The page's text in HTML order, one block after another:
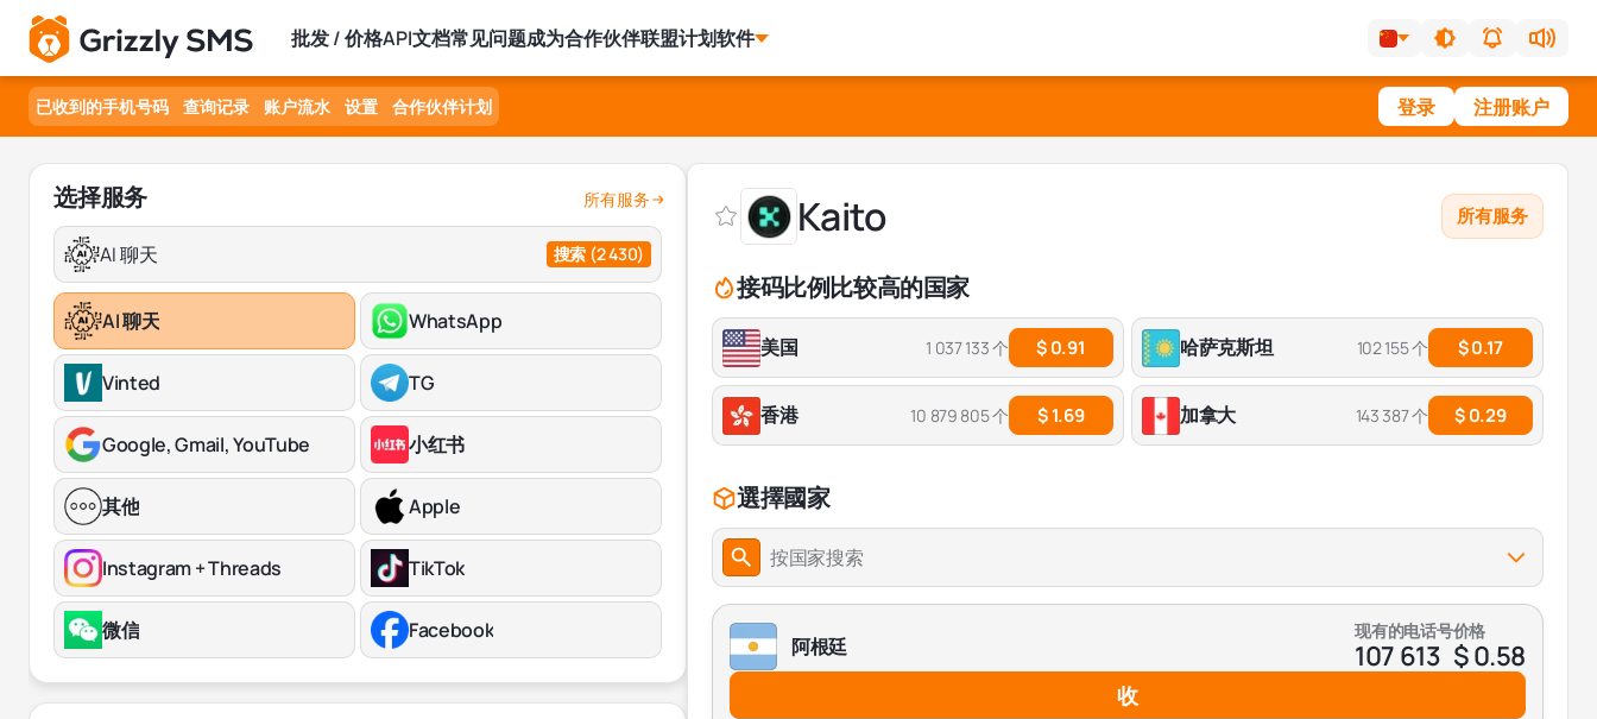
批发 / 价格API文档常见问题成为合作伙伴联盟计划软件
已收到的手机号码 查询记录 账户流水 设置 合作伙伴计划 登录 注册账户
选择服务 所有服务
AI 聊天 搜索 (2 430)
AI 聊天 WhatsApp
Vinted TG
Google, Gmail, YouTube 小红书
其他 Apple
Instagram + Threads TikTok
微信 Facebook
Kaito 所有服务
接码比例比较高的国家
美国 1 037 133 个 $ 0.91 哈萨克斯坦 102 155 个 $ 0.17
香港 10 879 805 个 $ 1.69 加拿大 143 387 个 $ 0.29
選擇國家
按国家搜索
阿根廷
现有的电话号
107 613
价格
$ 0.58
收